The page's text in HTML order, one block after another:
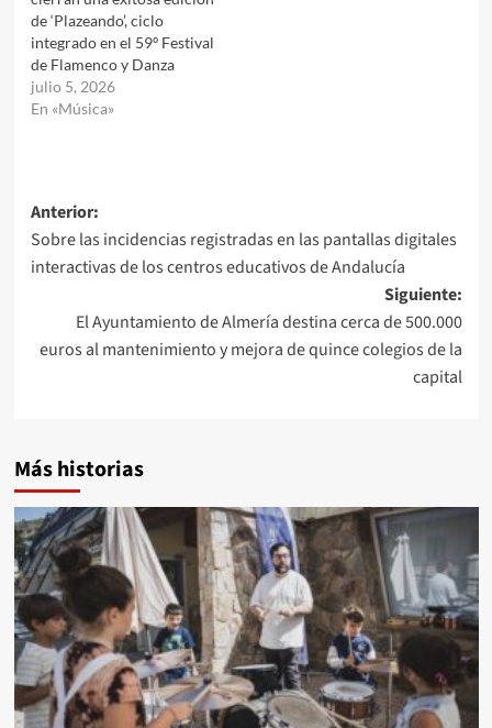
de ‘Plazeando’, ciclo
integrado en el 59º Festival
de Flamenco y Danza
julio 5, 2026
En «Música»
Navegación
de
entradas
Anterior:
Sobre las incidencias registradas en las pantallas digitales
interactivas de los centros educativos de Andalucía
Siguiente:
El Ayuntamiento de Almería destina cerca de 500.000
euros al mantenimiento y mejora de quince colegios de la
capital
Más historias